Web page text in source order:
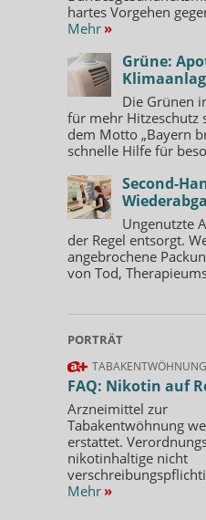
hartes Vorgehen
Mehr »
Grüne:
Die Grünen
für mehr Hitzeschutz
dem Motto „Bayern
schnelle Hilfe für
Second-
Ungenutzte
der Regel entsorgt.
angebrochene
von Tod,
PORTRÄT
TABAKENTWÖHNUNG
FAQ: Nikotin auf
Arzneimittel zur
Tabakentwöhnung
erstattet.
nikotinhaltige nicht
Mehr »